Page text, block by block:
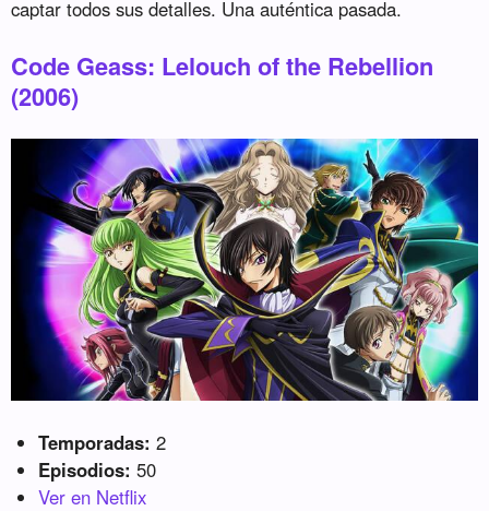
captar todos sus detalles. Una auténtica pasada.
Code Geass: Lelouch of the Rebellion
(2006)
Temporadas: 2
Episodios: 50
Ver en Netflix